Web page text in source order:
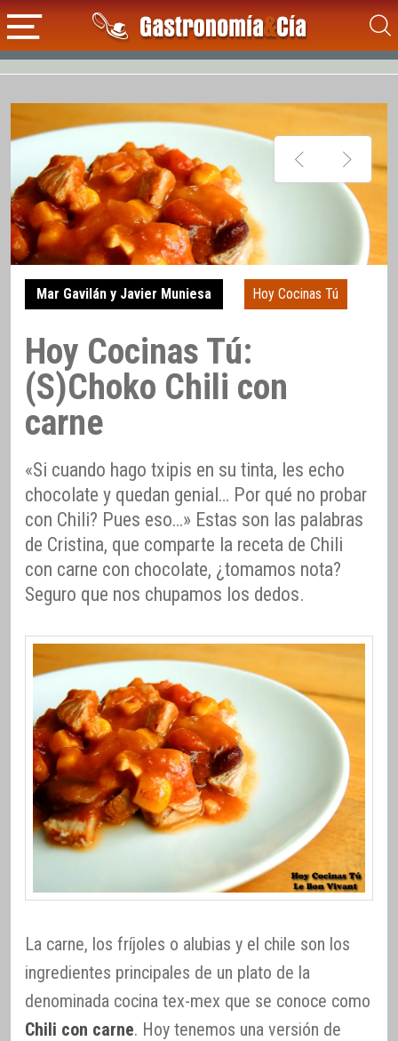
Mar Gavilán y Javier Muniesa Hoy Cocinas Tú
Hoy Cocinas Tú:
(S)Choko Chili con
carne
«Si cuando hago txipis en su tinta, les echo
chocolate y quedan genial… Por qué no probar
con Chili? Pues eso…» Estas son las palabras
de Cristina, que comparte la receta de Chili
con carne con chocolate, ¿tomamos nota?
Seguro que nos chupamos los dedos.
La carne, los fríjoles o alubias y el chile son los
ingredientes principales de un plato de la
denominada cocina tex-mex que se conoce como
Chili con carne. Hoy tenemos una versión de